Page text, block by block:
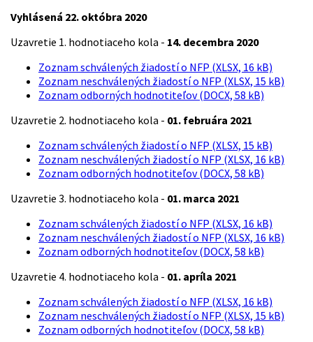
Vyhlásená 22. októbra 2020
Uzavretie 1. hodnotiaceho kola - 14. decembra 2020
Zoznam schválených žiadostí o NFP (XLSX, 16 kB)
Zoznam neschválených žiadostí o NFP (XLSX, 15 kB)
Zoznam odborných hodnotiteľov (DOCX, 58 kB)
Uzavretie 2. hodnotiaceho kola - 01. februára 2021
Zoznam schválených žiadostí o NFP (XLSX, 15 kB)
Zoznam neschválených žiadostí o NFP (XLSX, 16 kB)
Zoznam odborných hodnotiteľov (DOCX, 58 kB)
Uzavretie 3. hodnotiaceho kola - 01. marca 2021
Zoznam schválených žiadostí o NFP (XLSX, 16 kB)
Zoznam neschválených žiadostí o NFP (XLSX, 16 kB)
Zoznam odborných hodnotiteľov (DOCX, 58 kB)
Uzavretie 4. hodnotiaceho kola - 01. apríla 2021
Zoznam schválených žiadostí o NFP (XLSX, 16 kB)
Zoznam neschválených žiadostí o NFP (XLSX, 15 kB)
Zoznam odborných hodnotiteľov (DOCX, 58 kB)